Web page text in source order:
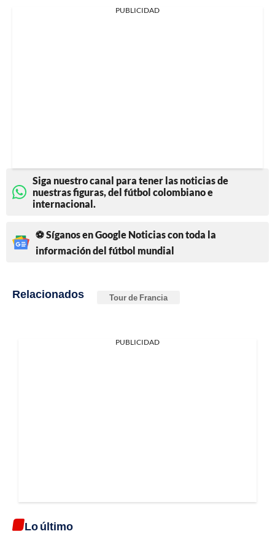
PUBLICIDAD
Siga nuestro canal para tener las noticias de
nuestras figuras, del fútbol colombiano e
internacional.
⚽ Síganos en Google Noticias con toda la
información del fútbol mundial
Relacionados Tour de Francia
PUBLICIDAD
Lo último